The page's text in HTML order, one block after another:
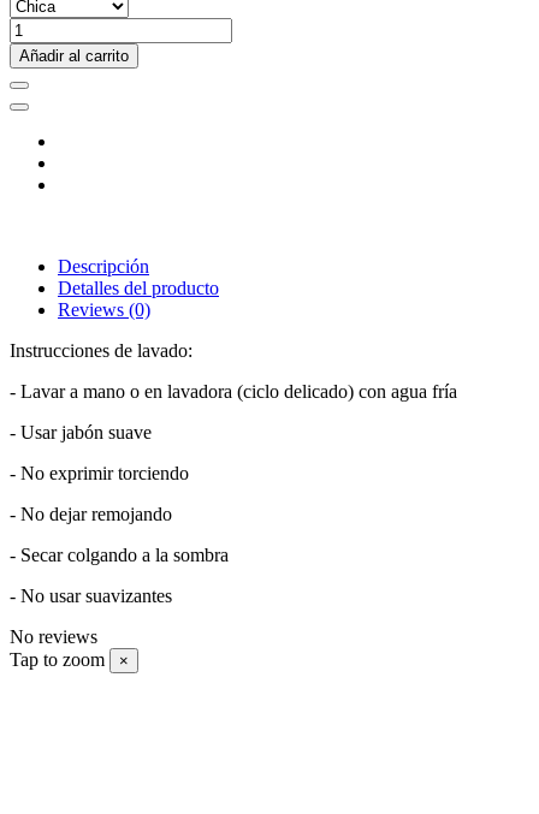
Añadir al carrito
Descripción
Detalles del producto
Reviews (0)
Instrucciones de lavado:
- Lavar a mano o en lavadora (ciclo delicado) con agua fría
- Usar jabón suave
- No exprimir torciendo
- No dejar remojando
- Secar colgando a la sombra
- No usar suavizantes
No reviews
Tap to zoom
×